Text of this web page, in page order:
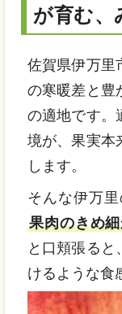
が育む、
佐賀県伊万里
の寒暖差と豊
の適地です。
境が、果実本
します。
そんな伊万
果肉のきめ
と口頬張ると
けるような食